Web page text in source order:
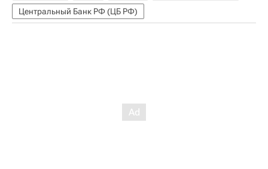
Центральный Банк РФ (ЦБ РФ)